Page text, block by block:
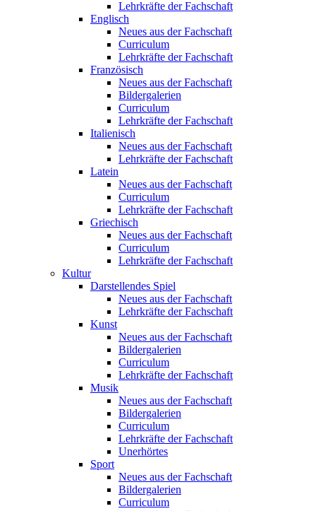
Lehrkräfte der Fachschaft
Englisch
Neues aus der Fachschaft
Curriculum
Lehrkräfte der Fachschaft
Französisch
Neues aus der Fachschaft
Bildergalerien
Curriculum
Lehrkräfte der Fachschaft
Italienisch
Neues aus der Fachschaft
Lehrkräfte der Fachschaft
Latein
Neues aus der Fachschaft
Curriculum
Lehrkräfte der Fachschaft
Griechisch
Neues aus der Fachschaft
Curriculum
Lehrkräfte der Fachschaft
Kultur
Darstellendes Spiel
Neues aus der Fachschaft
Lehrkräfte der Fachschaft
Kunst
Neues aus der Fachschaft
Bildergalerien
Curriculum
Lehrkräfte der Fachschaft
Musik
Neues aus der Fachschaft
Bildergalerien
Curriculum
Lehrkräfte der Fachschaft
Unerhörtes
Sport
Neues aus der Fachschaft
Bildergalerien
Curriculum